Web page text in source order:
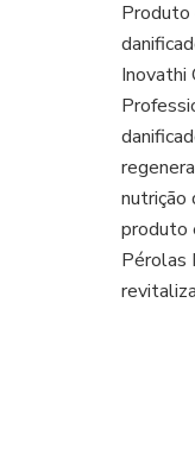
Produto
Inovathi
nutrição
produto
Pérolas